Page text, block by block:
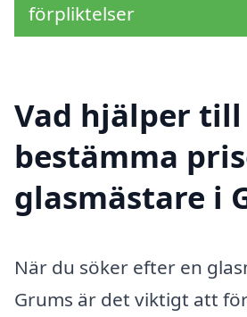
förpliktelser
Vad hjälper
bestämma
glasmästare i
När du söker efter en
Grums är det viktigt att